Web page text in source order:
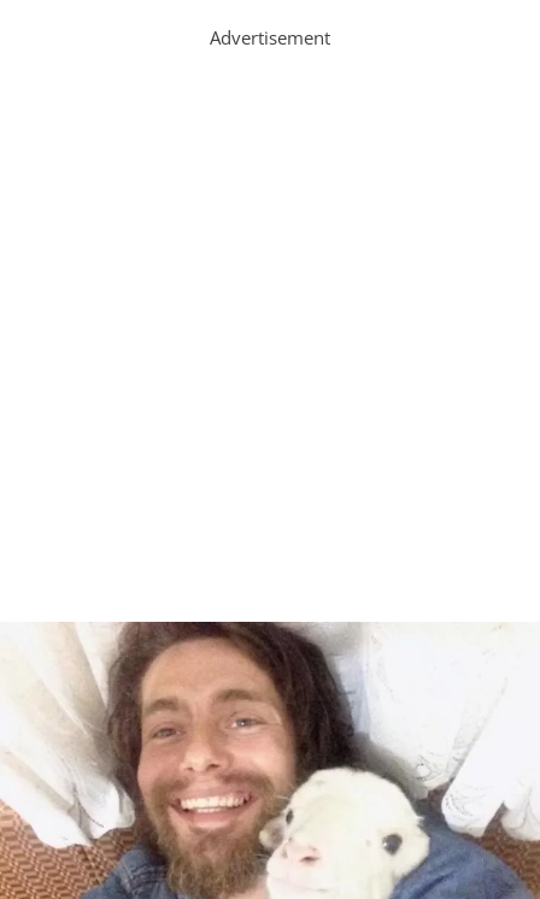
Advertisement